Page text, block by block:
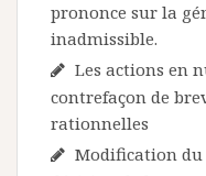
prononce sur la
inadmissible.
Les actions en
contrefaçon de
rationnelles
Modification du